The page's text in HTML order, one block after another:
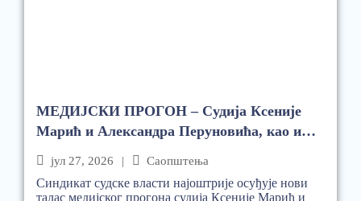
МЕДИЈСКИ ПРОГОН – Судија Ксеније
Марић и Александра Перуновића, као и
тужитељке у пензији Јасмине Пауновић
јул 27, 2026 | Саопштења
Синдикат судске власти најоштрије осуђује нови
талас медијског прогона судија Ксеније Марић и